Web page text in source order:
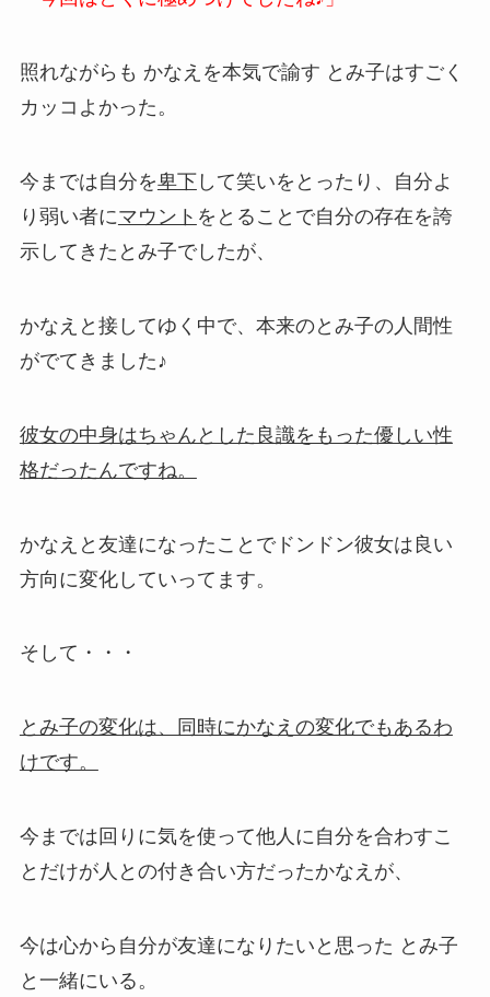
照れながらも かなえを本気で諭す とみ子はすごく
カッコよかった。
今までは自分を卑下して笑いをとったり、自分よ
り弱い者にマウント をとることで自分の存在を誇
示してきたとみ子でしたが、
かなえと接してゆく中で、本来のとみ子の人間性
がでてきました♪
彼女の中身はちゃんとした良識をもった優しい性
格だったんですね。
かなえと友達になったことでドンドン彼女は良い
方向に変化していってます。
そして・・・
とみ子の変化は、同時にかなえの変化でもあるわ
けです。
今までは回りに気を使って他人に自分を合わすこ
とだけが人との付き合い方だったかなえが、
今は心から自分が友達になりたいと思った とみ子
と一緒にいる。